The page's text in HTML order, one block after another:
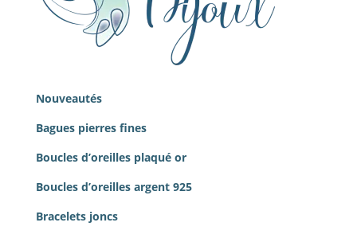
Nouveautés
Bagues pierres fines
Boucles d’oreilles plaqué or
Boucles d’oreilles argent 925
Bracelets joncs